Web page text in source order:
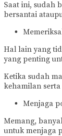
Saat ini, sudah
bersantai
Hal lain yang
yang penting
Ketika sudah
kehamilan
Menjaga
Memang,
untuk menjaga